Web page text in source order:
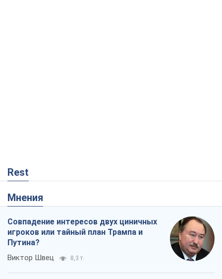
Rest
Мнения
Совпадение интересов двух циничных
игроков или тайный план Трампа и
Путина?
Виктор Швец 8,3 т.